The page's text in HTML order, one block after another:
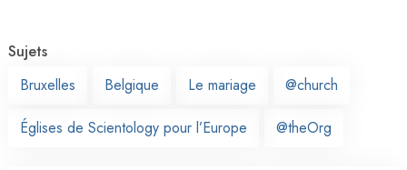
Sujets
Bruxelles
Belgique Le mariage @church
Églises de Scientology pour l’Europe @theOrg